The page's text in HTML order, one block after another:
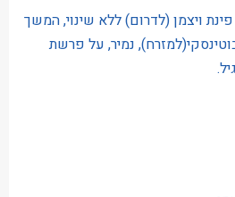
ויצמן (לדרום) ללא שינוי, המשך
נמיר, על פרשת